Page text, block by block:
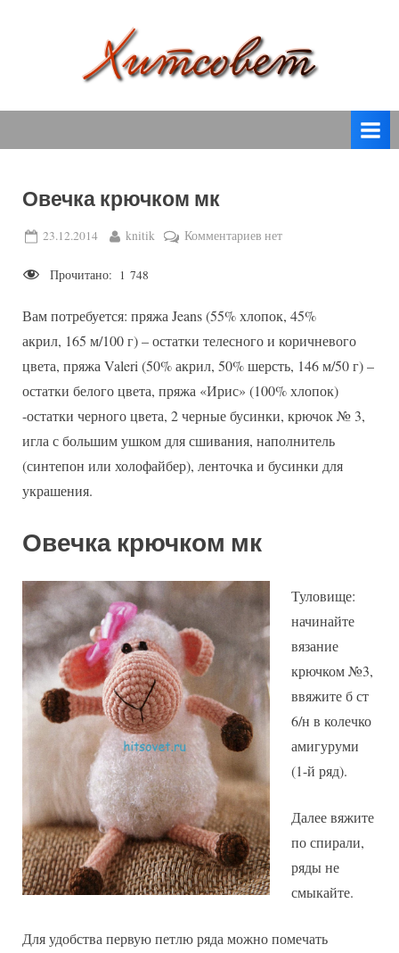
т
о
в
спицами,
крючком,
вязаные
модели
с
схемами.
Овечка крючком мк
Posted
23.12.2014 By
knitik Комментариевк
мк
нет
Прочитано: 1 748
Вам потребуется: пряжа Jeans (55% хлопок, 45%
акрил, 165 м/100 г) – остатки телесного и коричневого
цвета, пряжа Valeri (50% акрил, 50% шерсть, 146 м/50 г) –
остатки белого цвета, пряжа «Ирис» (100% хлопок)
-остатки черного цвета, 2 черные бусинки, крючок № 3,
игла с большим ушком для сшивания, наполнитель
(синтепон или холофайбер), ленточка и бусинки для
украшения.
Овечка крючком мк
Туловище:
начинайте
вязание
крючком №3,
ввяжите б ст
6/н в колечко
амигуруми
(1-й ряд).
Далее вяжите
по спирали,
ряды не
смыкайте.
Для удобства первую петлю ряда можно помечать